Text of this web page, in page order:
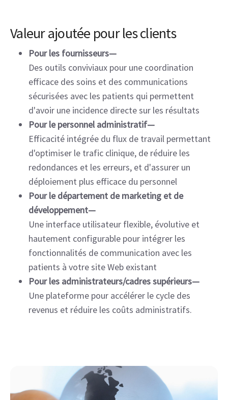
Valeur ajoutée pour les clients
Pour les fournisseurs—
Des outils conviviaux pour une coordination
efficace des soins et des communications
sécurisées avec les patients qui permettent
d'avoir une incidence directe sur les résultats
Pour le personnel administratif—
Efficacité intégrée du flux de travail permettant
d'optimiser le trafic clinique, de réduire les
redondances et les erreurs, et d'assurer un
déploiement plus efficace du personnel
Pour le département de marketing et de
développement—
Une interface utilisateur flexible, évolutive et
hautement configurable pour intégrer les
fonctionnalités de communication avec les
patients à votre site Web existant
Pour les administrateurs/cadres supérieurs—
Une plateforme pour accélérer le cycle des
revenus et réduire les coûts administratifs.